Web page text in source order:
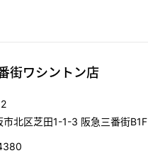
街ワシントン店
市北区芝田1-1-3 阪急三番街B1F